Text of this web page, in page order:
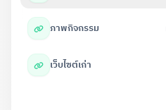
ภาพกิจกรรม
เว็บไซต์เก่า